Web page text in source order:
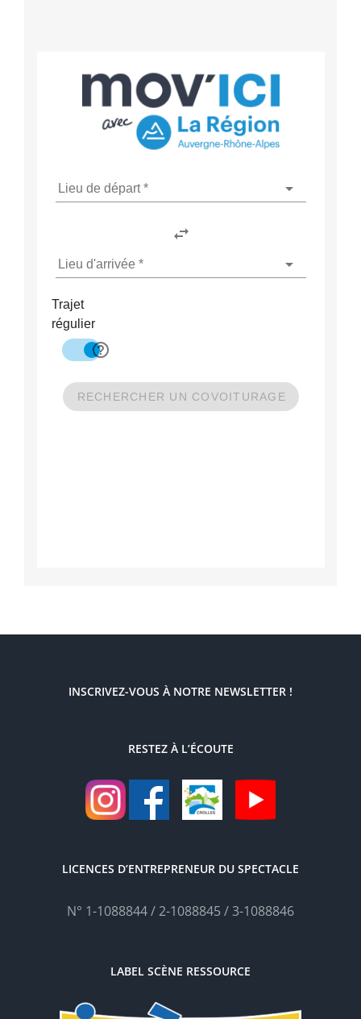
INSCRIVEZ-VOUS À NOTRE NEWSLETTER !
RESTEZ À L’ÉCOUTE
LICENCES D’ENTREPRENEUR DU SPECTACLE
N° 1-1088844 / 2-1088845 / 3-1088846
LABEL SCÈNE RESSOURCE